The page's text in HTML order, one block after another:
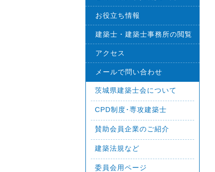
お役立ち情報
建築士・建築士事務所の閲覧
アクセス
メールで問い合わせ
茨城県建築士会について
CPD制度･専攻建築士
賛助会員企業のご紹介
建築法規など
委員会用ページ